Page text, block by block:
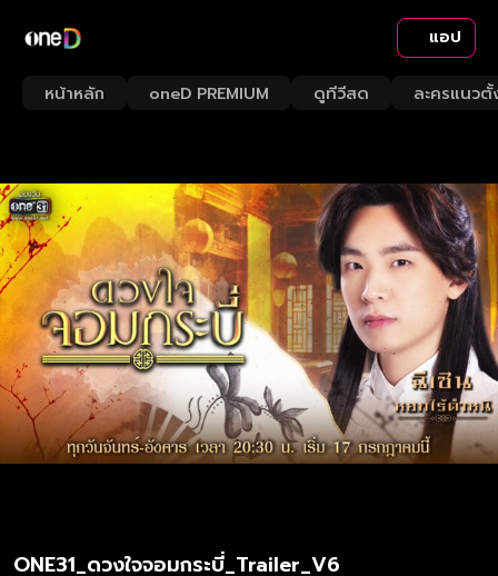
แอป
หน้าหลัก oneD PREMIUM ดูทีวีสด ละครแนวตั้
ONE31_ดวงใจจอมกระบี่_Trailer_V6